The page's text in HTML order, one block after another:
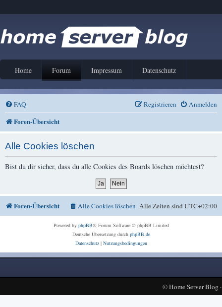
Home Forum Impressum Datenschutz
FAQ Anmelden
Registrieren
Foren-Übersicht
Alle Cookies löschen
Bist du dir sicher, dass du alle Cookies des Boards löschen möchtest?
Foren-Übersicht Alle Zeiten sindUTC+02:00
Alle Cookies löschen
Powered by phpBB® Forum Software © phpBB Limited
Deutsche Übersetzung durch phpBB.de
Datenschutz| Nutzungsbedingungen
©Home Server Blog